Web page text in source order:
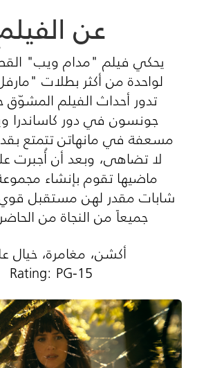
عن
يحكي فيلم "مدام ويب"
لواحدة من أكثر بطلات
تدور أحداث الفيلم المشوّق
جونسون في دور
مسعفة في مانهاتن تتمتع
لا تضاهى، وبعد أن أُجبرت
ماضيها تقوم بإنشاء
شابات مقدر لهن مستقبل
جميعاً من النجاة من
أكشن، مغامرة، خيال
Rating: PG-15